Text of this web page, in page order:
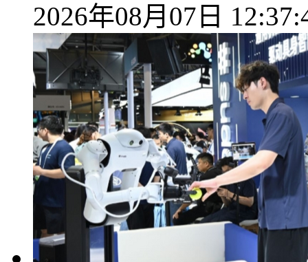
2026年08月07日